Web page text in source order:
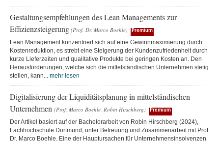
Gestaltungsempfehlungen des Lean Managements zur
Effizienzsteigerung (Prof. Dr. Marco Boehle) Premium
Lean Management konzentriert sich auf eine Gewinnmaximierung durch
Kostenreduktion, es strebt eine Steigerung der Kundenzufriedenheit durch
kurze Lieferzeiten und qualitative Produkte bei geringen Kosten an. Den
Herausforderungen, welche sich die mittelständischen Unternehmen stetig
stellen, kann... mehr lesen
Digitalisierung der Liquiditätsplanung in mittelständischen
Unternehmen (Prof. Marco Boehle, Robin Hirschberg) Premium
Der Artikel basiert auf der Bachelorarbeit von Robin Hirschberg (2024),
Fachhochschule Dortmund, unter Betreuung und Zusammenarbeit mit Prof.
Dr. Marco Boehle. Eine der Hauptursachen für Unternehmensinsolvenzen